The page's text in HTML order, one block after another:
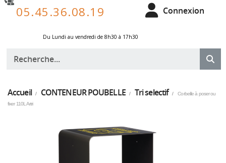
05.45.36.08.19 Connexion
Du Lundi au vendredi de 8h30 à 17h30 ​
Accueil CONTENEUR POUBELLE Tri selectif
Corbeille à poser ou
fixer 110L Artri